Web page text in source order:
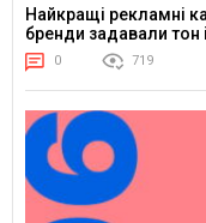
Найкращі рекламні
бренди задавали тон
0 719